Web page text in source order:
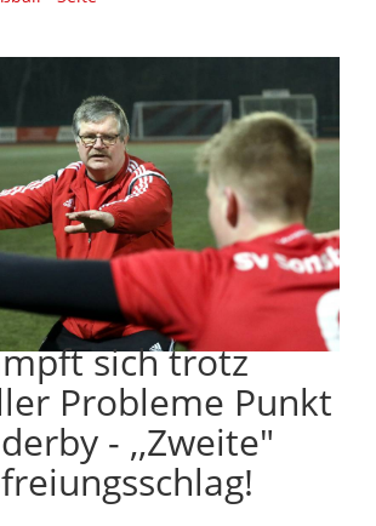
sich trotz
Probleme Punkt
- ,,Zweite"